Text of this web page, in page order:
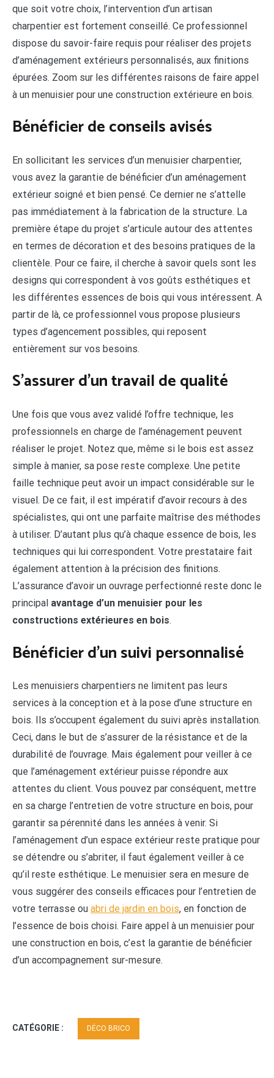
que soit votre choix, l’intervention d’un artisan
charpentier est fortement conseillé. Ce professionnel
dispose du savoir-faire requis pour réaliser des projets
d’aménagement extérieurs personnalisés, aux finitions
épurées. Zoom sur les différentes raisons de faire appel
à un menuisier pour une construction extérieure en bois.
Bénéficier de conseils avisés
En sollicitant les services d’un menuisier charpentier,
vous avez la garantie de bénéficier d’un aménagement
extérieur soigné et bien pensé. Ce dernier ne s’attelle
pas immédiatement à la fabrication de la structure. La
première étape du projet s’articule autour des attentes
en termes de décoration et des besoins pratiques de la
clientèle. Pour ce faire, il cherche à savoir quels sont les
designs qui correspondent à vos goûts esthétiques et
les différentes essences de bois qui vous intéressent. A
partir de là, ce professionnel vous propose plusieurs
types d’agencement possibles, qui reposent
entièrement sur vos besoins.
S’assurer d’un travail de qualité
Une fois que vous avez validé l’offre technique, les
professionnels en charge de l’aménagement peuvent
réaliser le projet. Notez que, même si le bois est assez
simple à manier, sa pose reste complexe. Une petite
faille technique peut avoir un impact considérable sur le
visuel. De ce fait, il est impératif d’avoir recours à des
spécialistes, qui ont une parfaite maîtrise des méthodes
à utiliser. D’autant plus qu’à chaque essence de bois, les
techniques qui lui correspondent. Votre prestataire fait
également attention à la précision des finitions.
L’assurance d’avoir un ouvrage perfectionné reste donc le
principal avantage d’un menuisier pour les
constructions extérieures en bois.
Bénéficier d’un suivi personnalisé
Les menuisiers charpentiers ne limitent pas leurs
services à la conception et à la pose d’une structure en
bois. Ils s’occupent également du suivi après installation.
Ceci, dans le but de s’assurer de la résistance et de la
durabilité de l’ouvrage. Mais également pour veiller à ce
que l’aménagement extérieur puisse répondre aux
attentes du client. Vous pouvez par conséquent, mettre
en sa charge l’entretien de votre structure en bois, pour
garantir sa pérennité dans les années à venir. Si
l’aménagement d’un espace extérieur reste pratique pour
se détendre ou s’abriter, il faut également veiller à ce
qu’il reste esthétique. Le menuisier sera en mesure de
vous suggérer des conseils efficaces pour l’entretien de
votre terrasse ou abri de jardin en bois, en fonction de
l’essence de bois choisi. Faire appel à un menuisier pour
une construction en bois, c’est la garantie de bénéficier
d’un accompagnement sur-mesure.
CATÉGORIE : DÉCO BRICO